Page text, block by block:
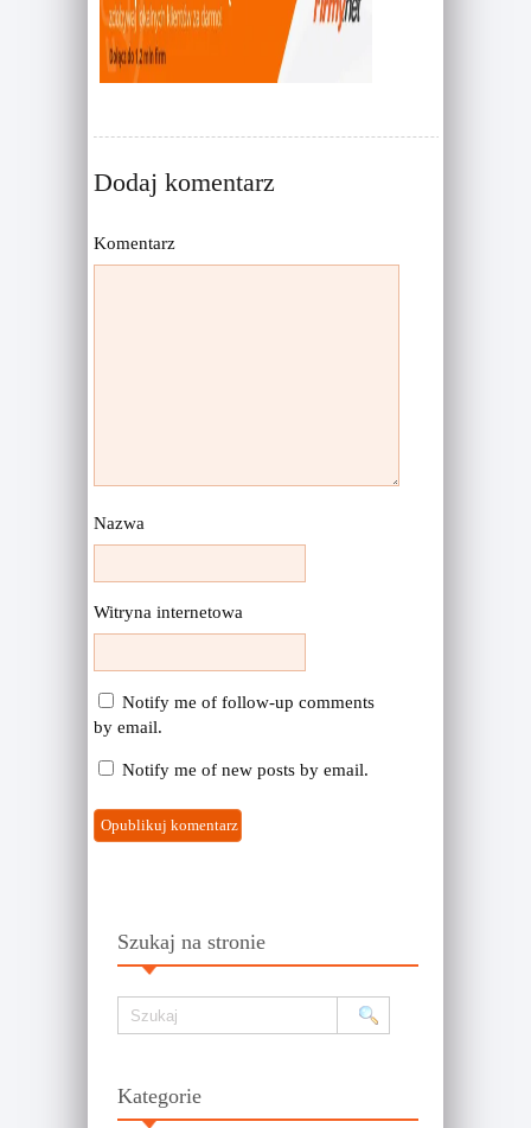
w
)
o
w
Dodaj komentarz
Komentarz
Nazwa
Witryna internetowa
Notify me of follow-up comments
by email.
Notify me of new posts by email.
Szukaj na stronie
Kategorie